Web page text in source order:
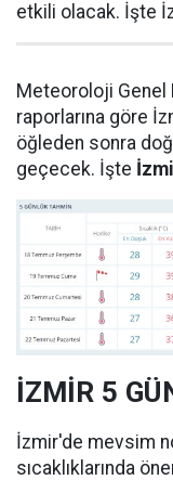
etkili olacak. İşte
Meteoroloji Genel
raporlarına göre
öğleden sonra
geçecek. İşte
İZMİR 5
İzmir'de mevsim
sıcaklıklarında